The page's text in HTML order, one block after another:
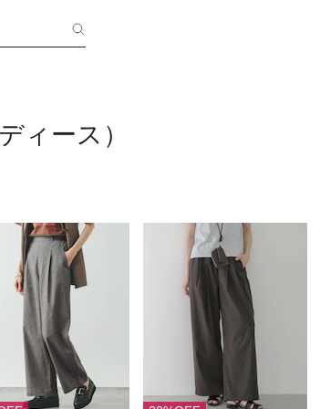
ィース）